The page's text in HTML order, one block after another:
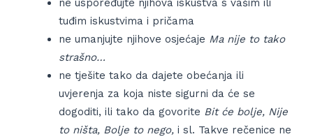
ne uspoređujte njihova iskustva s vašim ili
tuđim iskustvima i pričama
ne umanjujte njihove osjećaje Ma nije to tako
strašno…
ne tješite tako da dajete obećanja ili
uvjerenja za koja niste sigurni da će se
dogoditi, ili tako da govorite Bit će bolje, Nije
to ništa, Bolje to nego, i sl. Takve rečenice ne